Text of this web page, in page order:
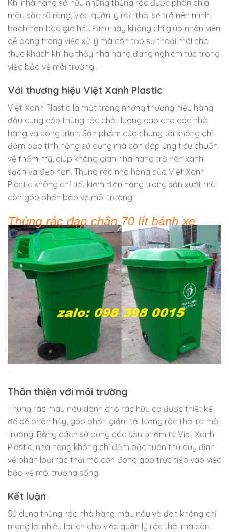
Khi nhà hàng sở hữu những thùng rác được phân chia
màu sắc rõ ràng, việc quản lý rác thải sẽ trở nên minh
bạch hơn bao giờ hết. Điều này không chỉ giúp nhân viên
dễ dàng trong việc xử lý mà còn tạo sự thoải mái cho
thực khách khi họ thấy nhà hàng đang nghiêm túc trong
việc bảo vệ môi trường.
Với thương hiệu Việt Xanh Plastic
Việt Xanh Plastic là một trong những thương hiệu hàng
đầu cung cấp thùng rác chất lượng cao cho các nhà
hàng và công trình. Sản phẩm của chúng tôi không chỉ
đảm bảo tính năng sử dụng mà còn đáp ứng tiêu chuẩn
về thẩm mỹ, giúp không gian nhà hàng trở nên xanh
sạch và đẹp hơn. Thung rác nhà hàng của Việt Xanh
Plastic không chỉ tiết kiệm điện năng trong sản xuất mà
còn góp phần bảo vệ môi trường.
Thân thiện với môi trường
Thùng rác màu nâu dành cho rác hữu cơ được thiết kế
để dễ phân hủy, góp phần giảm tải lượng rác thải ra môi
trường. Bằng cách sử dụng các sản phẩm từ Việt Xanh
Plastic, nhà hàng không chỉ đảm bảo tuân thủ quy định
về phân loại rác thải mà còn đóng góp trực tiếp vào việc
bảo vệ môi trường sống.
Kết luận
Sử dụng thùng rác nhà hàng màu nâu và đen không chỉ
mang lại nhiều lợi ích cho việc quản lý rác thải mà còn